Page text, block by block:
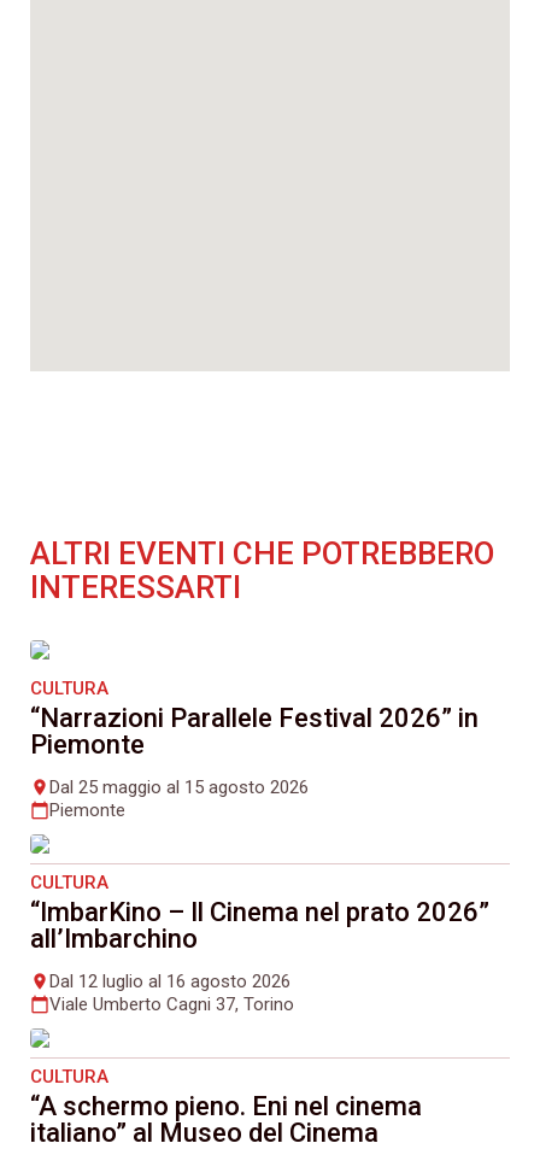
ALTRI EVENTI CHE POTREBBERO
INTERESSARTI
CULTURA
“Narrazioni Parallele Festival 2026” in
Piemonte
placeDal 25 maggio al 15 agosto 2026
calendar_todayPiemonte
CULTURA
“ImbarKino – Il Cinema nel prato 2026”
all’Imbarchino
placeDal 12 luglio al 16 agosto 2026
calendar_todayViale Umberto Cagni 37, Torino
CULTURA
“A schermo pieno. Eni nel cinema
italiano” al Museo del Cinema